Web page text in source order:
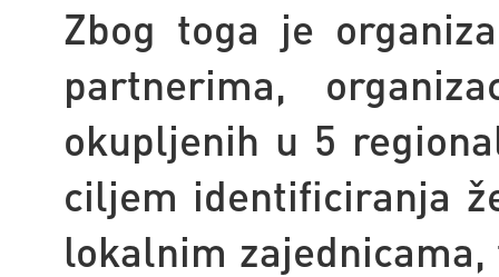
Zbog toga je
partnerima,
okupljenih u 5
ciljem identificiranja
lokalnim